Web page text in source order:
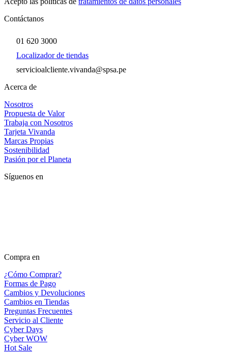
Contáctanos
01 620 3000
Localizador de tiendas
servicioalcliente.vivanda@spsa.pe
Acerca de
Nosotros
Propuesta de Valor
Trabaja con Nosotros
Tarjeta Vivanda
Marcas Propias
Sostenibilidad
Pasión por el Planeta
Síguenos en
Compra en
¿Cómo Comprar?
Formas de Pago
Cambios y Devoluciones
Cambios en Tiendas
Preguntas Frecuentes
Servicio al Cliente
Cyber Days
Cyber WOW
Hot Sale